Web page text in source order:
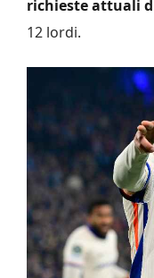
richieste attuali
12 lordi.